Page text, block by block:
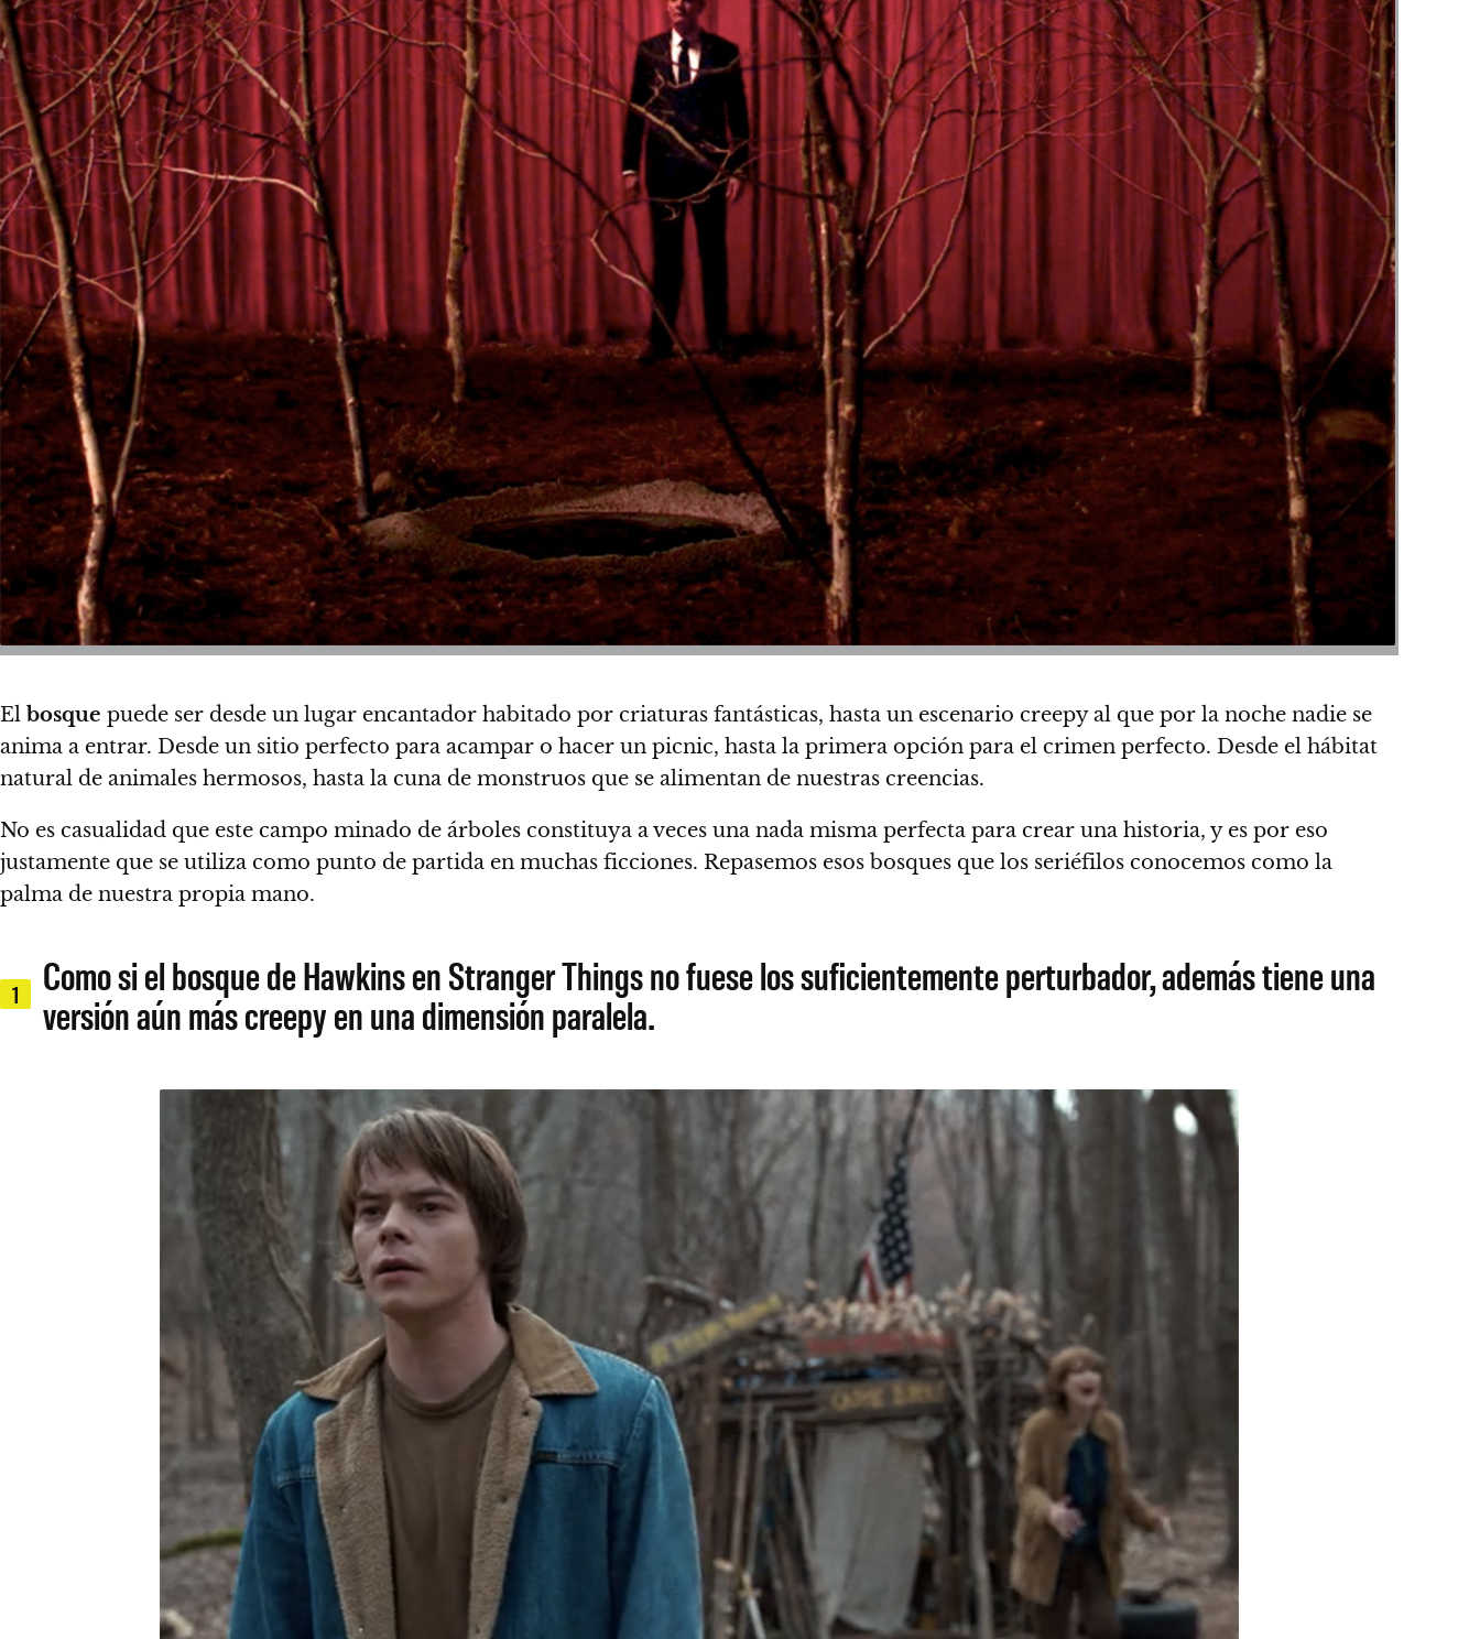
El bosque puede ser desde un lugar encantador habitado por criaturas fantásticas, hasta un escenario creepy al que por la noche nadie se
anima a entrar. Desde un sitio perfecto para acampar o hacer un picnic, hasta la primera opción para el crimen perfecto. Desde el hábitat
natural de animales hermosos, hasta la cuna de monstruos que se alimentan de nuestras creencias.
No es casualidad que este campo minado de árboles constituya a veces una nada misma perfecta para crear una historia, y es por eso
justamente que se utiliza como punto de partida en muchas ficciones. Repasemos esos bosques que los seriéfilos conocemos como la
palma de nuestra propia mano.
1
Como si el bosque de Hawkins en Stranger Things no fuese los suficientemente perturbador, además tiene una
versión aún más creepy en una dimensión paralela.